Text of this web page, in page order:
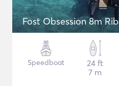
Fost Obsession 8m Rib
Speedboat
24 ft
7 m